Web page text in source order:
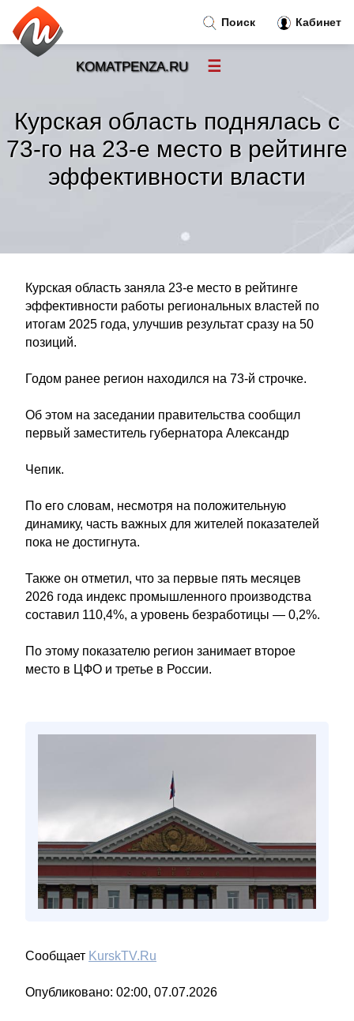
Курская область поднялась с
73-го на 23-е место в рейтинге
эффективности власти
Курская область заняла 23-е место в рейтинге
эффективности работы региональных властей по
итогам 2025 года, улучшив результат сразу на 50
позиций.
Годом ранее регион находился на 73-й строчке.
Об этом на заседании правительства сообщил
первый заместитель губернатора Александр
Чепик.
По его словам, несмотря на положительную
динамику, часть важных для жителей показателей
пока не достигнута.
Также он отметил, что за первые пять месяцев
2026 года индекс промышленного производства
составил 110,4%, а уровень безработицы — 0,2%.
По этому показателю регион занимает второе
место в ЦФО и третье в России.
Сообщает KurskTV.Ru
Опубликовано: 02:00, 07.07.2026
Поиск Кабинет
KOMATPENZA.RU ☰
Новости»
Тренды новостей»
Рубрики»